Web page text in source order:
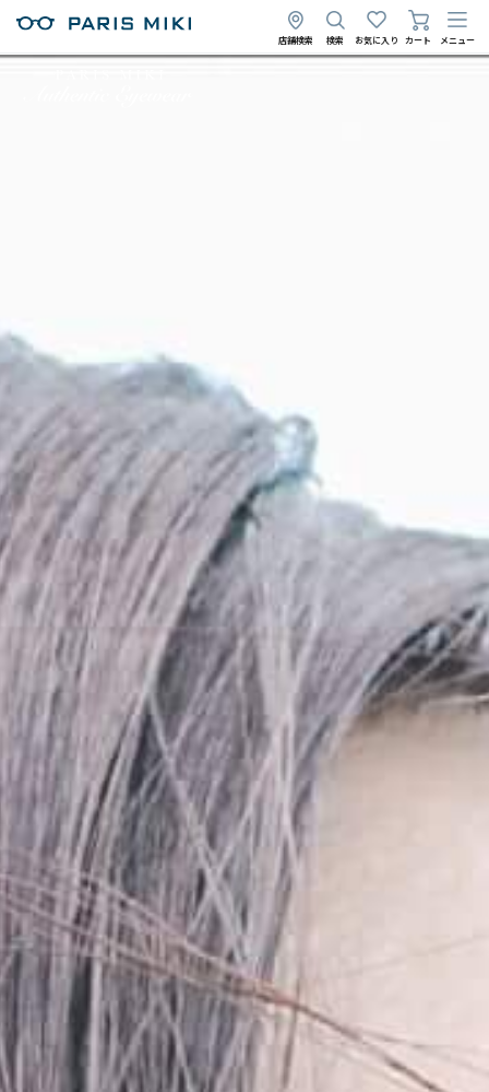
店舗検索 検索 お気に入り カート メニュー